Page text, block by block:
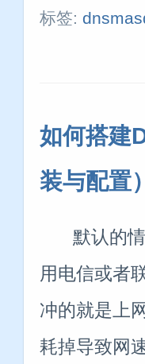
标签:
如何搭建
装与配置）
默认的情
用电信或者
冲的就是上
耗掉导致网